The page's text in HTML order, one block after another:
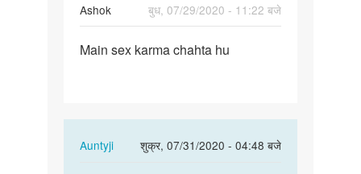
Ashok
बुध, 07/29/2020 - 11:22 बजे
Main
Main sex karma chahta hu
Auntyji
शुक्र, 07/31/2020 - 04:48 बजे
In